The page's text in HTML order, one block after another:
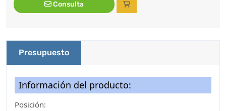
Consulta
Presupuesto
Información del producto:
Posición: